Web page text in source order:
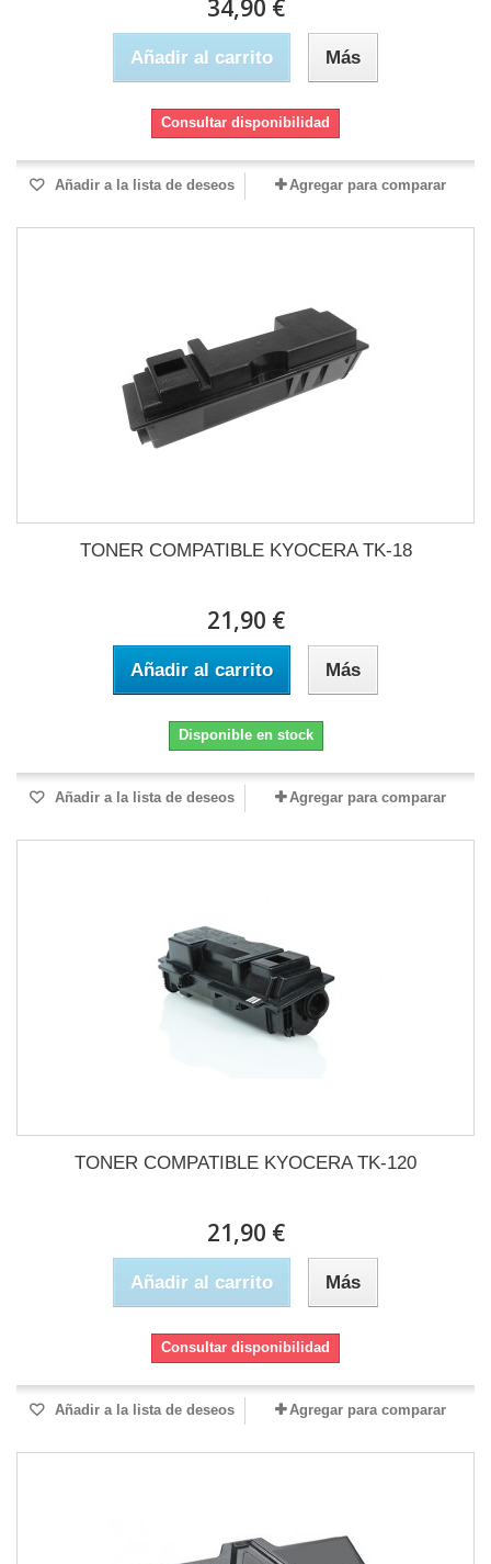
34,90 €
Añadir al carrito Más
Consultar disponibilidad
Añadir a la lista de deseos Agregar para comparar
TONER COMPATIBLE KYOCERA TK-18
21,90 €
Añadir al carrito Más
Disponible en stock
Añadir a la lista de deseos Agregar para comparar
TONER COMPATIBLE KYOCERA TK-120
21,90 €
Añadir al carrito Más
Consultar disponibilidad
Añadir a la lista de deseos Agregar para comparar